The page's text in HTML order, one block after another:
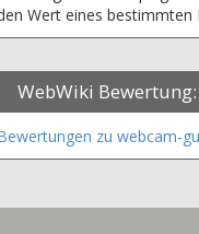
Wert eines bestimmten
WebWiki Bewertung: